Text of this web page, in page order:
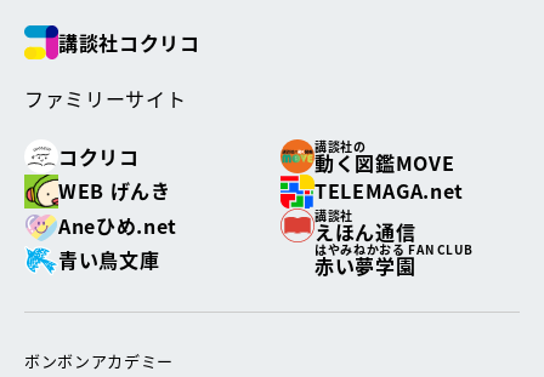
講談社コクリコ
ファミリーサイト
コクリコ
講談社の
動く図鑑MOVE
WEB げんき
TELEMAGA.net
Aneひめ.net
講談社
えほん通信
青い鳥文庫
はやみねかおる FAN CLUB
赤い夢学園
ボンボンアカデミー